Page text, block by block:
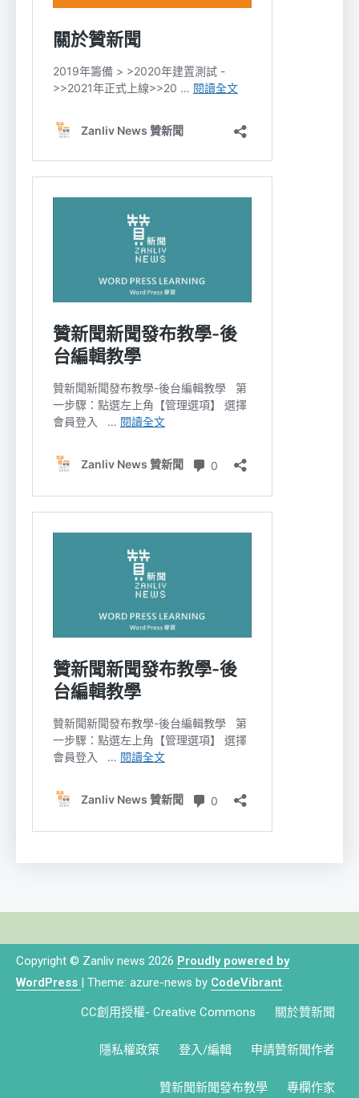
Copyright © Zanliv news 2026 Proudly powered by
WordPress | Theme: azure-news by CodeVibrant.
CC創用授權- Creative Commons 關於贊新聞
隱私權政策 登入/編輯 申請贊新聞作者
贊新聞新聞發布教學 專欄作家